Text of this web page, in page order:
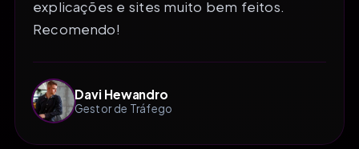
explicações e sites muito bem feitos.
Recomendo!
Davi Hewandro
Gestor de Tráfego